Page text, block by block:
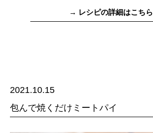
→ レシピの詳細はこちら
2021.10.15
包んで焼くだけミートパイ